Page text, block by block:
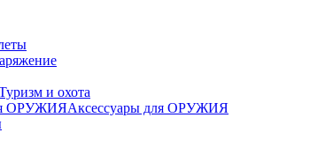
и охота
Аксессуары для ОРУЖИЯ